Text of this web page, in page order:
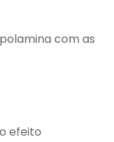
com as
efeito